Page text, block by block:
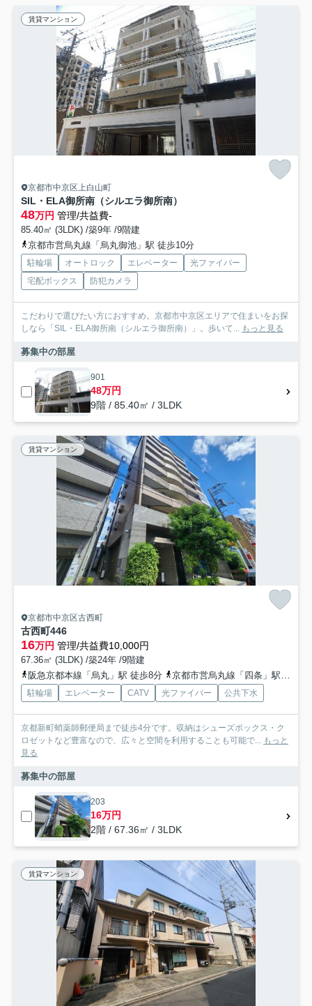
賃貸マンション
京都市中京区上白山町
SIL・ELA御所南（シルエラ御所南）
48万円 管理/共益費-
85.40㎡ (3LDK) /築9年 /9階建
京都市営烏丸線「烏丸御池」駅 徒歩10分
駐輪場 オートロック エレベーター
光ファイバー
宅配ボックス
防犯カメラ
こだわりで選びたい方におすすめ。京都市中京区エリアで住まいをお探
しなら「SIL・ELA御所南（シルエラ御所南）」。歩いて... もっと見る
募集中の部屋
901
48万円
9階 / 85.40㎡ / 3LDK
賃貸マンション
京都市中京区古西町
古西町446
16万円 管理/共益費10,000円
67.36㎡ (3LDK) /築24年 /9階建
阪急京都本線「烏丸」駅 徒歩8分
京都市営烏丸線「四条」駅 徒歩11分
駐輪場 エレベーター CATV 光ファイバー 公共下水
京都新町蛸薬師郵便局まで徒歩4分です。収納はシューズボックス・ク
ロゼットなど豊富なので、広々と空間を利用することも可能で... もっと
見る
募集中の部屋
203
16万円
2階 / 67.36㎡ / 3LDK
賃貸マンション